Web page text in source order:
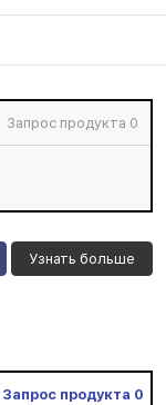
Запрос продукта 0
Узнать больше
Запрос продукта 0